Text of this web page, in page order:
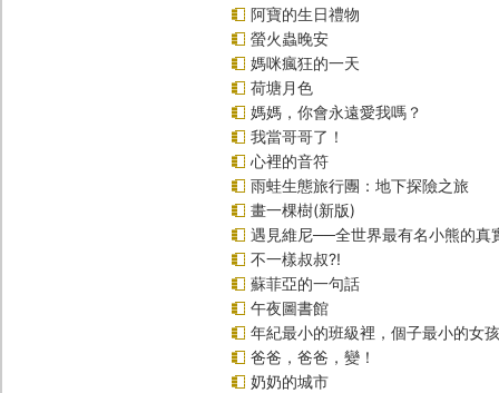
阿寶的生日禮物
螢火蟲晚安
媽咪瘋狂的一天
荷塘月色
媽媽，你會永遠愛我嗎？
我當哥哥了！
心裡的音符
雨蛙生態旅行團：地下探險之旅
畫一棵樹(新版)
遇見維尼──全世界最有名小熊的真
不一樣叔叔?!
蘇菲亞的一句話
午夜圖書館
年紀最小的班級裡，個子最小的女
爸爸，爸爸，變！
奶奶的城市